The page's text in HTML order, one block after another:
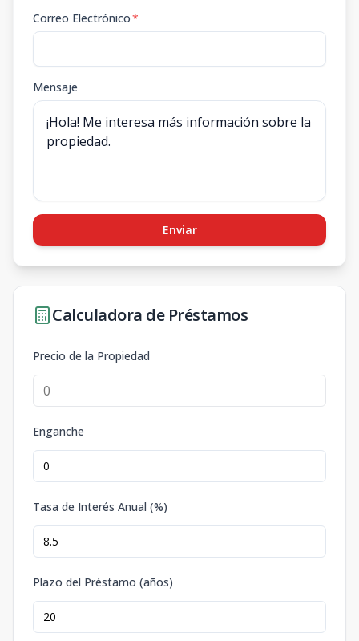
Correo Electrónico*
Mensaje
Enviar
Calculadora de Préstamos
Precio de la Propiedad
Enganche
Tasa de Interés Anual (%)
Plazo del Préstamo (años)